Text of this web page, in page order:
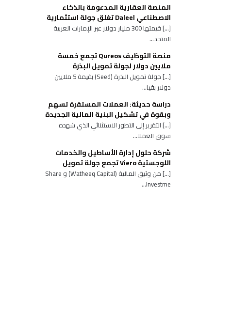
المنصة العقارية المدعومة بالذكاء
الاصطناعي Daleel تغلق جولة استثمارية
[…] قيمتها 300 مليار دولار عبر الإمارات العربية
المتحد...
منصة التوظيف Qureos تجمع خمسة
ملايين دولار لجولة تمويل البذرة
[…] جولة تمويل البذرة (Seed) بقيمة 5 ملايين
دولار بقيا...
دراسة حديثة: العملات المستقرة تسهم
وبقوة في تشكيل البنية المالية الجديدة
[…] التقرير إلى التطور الاستثنائي الذي شهده
سوق العملا...
شركة حلول إدارة الأساطيل والخدمات
اللوجستية Viero تجمع جولة تمويل
[…] من وثيق المالية (Watheeq Capital) و Share
Investme...